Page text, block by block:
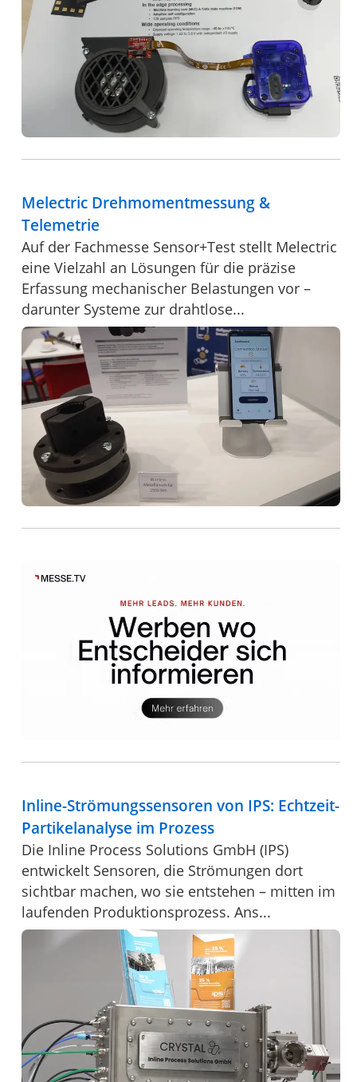
Melectric Drehmomentmessung &
Telemetrie
Auf der Fachmesse Sensor+Test stellt Melectric
eine Vielzahl an Lösungen für die präzise
Erfassung mechanischer Belastungen vor –
darunter Systeme zur drahtlose...
Inline-Strömungssensoren von IPS: Echtzeit-
Partikelanalyse im Prozess
Die Inline Process Solutions GmbH (IPS)
entwickelt Sensoren, die Strömungen dort
sichtbar machen, wo sie entstehen – mitten im
laufenden Produktionsprozess. Ans...